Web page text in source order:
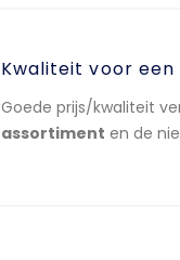
Kwaliteit voor
Goede prijs/kwaliteit
assortiment en de